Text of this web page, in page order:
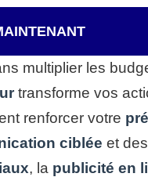
multiplier les
transforme vos
renforcer votre
ciblée et
, la publicité en